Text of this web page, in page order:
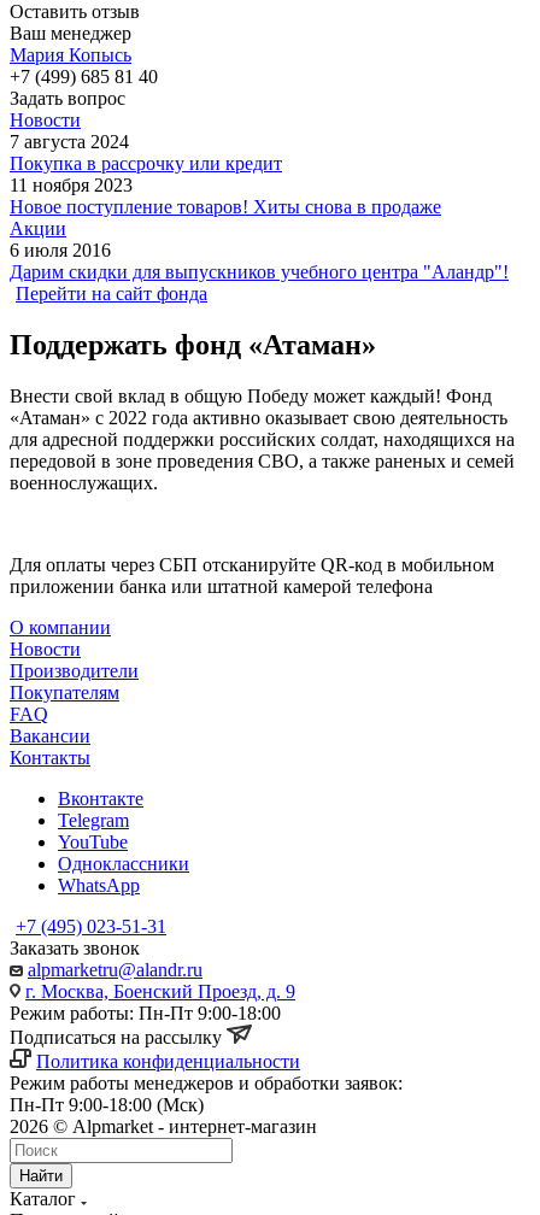
Оставить отзыв
Ваш менеджер
Мария Копысь
+7 (499) 685 81 40
Задать вопрос
Новости
7 августа 2024
Покупка в рассрочку или кредит
11 ноября 2023
Новое поступление товаров! Хиты снова в продаже
Акции
6 июля 2016
Дарим скидки для выпускников учебного центра "Аландр"!
Перейти на сайт фонда
Поддержать фонд «Атаман»
Внести свой вклад в общую Победу может каждый! Фонд
«Атаман» с 2022 года активно оказывает свою деятельность
для адресной поддержки российских солдат, находящихся на
передовой в зоне проведения СВО, а также раненых и семей
военнослужащих.
Для оплаты через СБП отсканируйте QR-код в мобильном
приложении банка или штатной камерой телефона
О компании
Новости
Производители
Покупателям
FAQ
Вакансии
Контакты
Вконтакте
Telegram
YouTube
Одноклассники
WhatsApp
+7 (495) 023-51-31
Заказать звонок
alpmarketru@alandr.ru
г. Москва, Боенский Проезд, д. 9
Режим работы: Пн-Пт 9:00-18:00
Подписаться на рассылку
Политика конфиденциальности
Режим работы менеджеров и обработки заявок:
Пн-Пт 9:00-18:00 (Мск)
2026 © Alpmarket - интернет-магазин
Найти
Каталог